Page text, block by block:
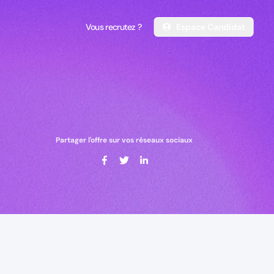
Vous recrutez ?
Vous recrutez ?
Partager l'offre sur vos réseaux sociaux